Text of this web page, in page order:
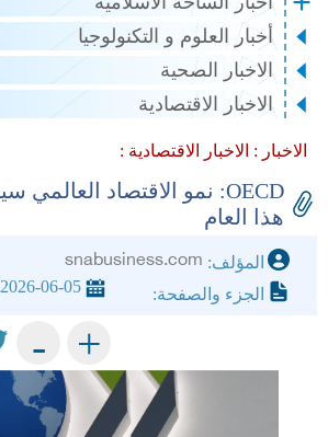
أخبار العلوم و التكنولوجيا
الاخبار الصحية
الاخبار الاقتصادية
الاخبار : الاخبار الاقتصادية :
هذا العام
المؤلف: snabusiness.com
الجزء والصفحة:
2026-06-05
+
-